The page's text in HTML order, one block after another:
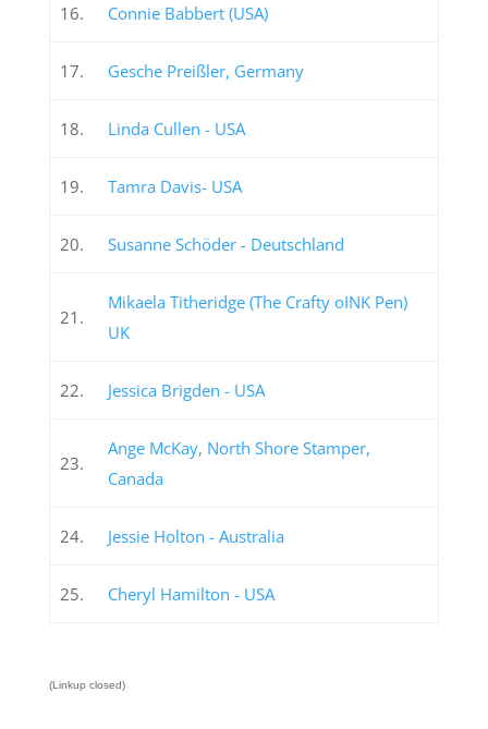
16. Connie Babbert (USA)
17. Gesche Preißler, Germany
18. Linda Cullen - USA
19. Tamra Davis- USA
20. Susanne Schöder - Deutschland
21.
Mikaela Titheridge (The Crafty oINK Pen)
UK
22. Jessica Brigden - USA
23.
Ange McKay, North Shore Stamper,
Canada
24. Jessie Holton - Australia
25. Cheryl Hamilton - USA
(Linkup closed)